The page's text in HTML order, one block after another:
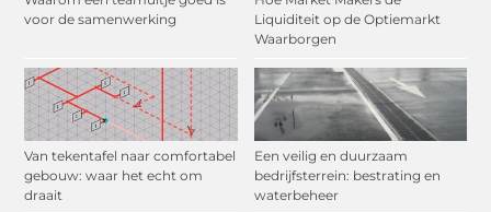
voor de samenwerking
Liquiditeit op de Optiemarkt
Waarborgen
Van tekentafel naar comfortabel
gebouw: waar het echt om
draait
Een veilig en duurzaam
bedrijfsterrein: bestrating en
waterbeheer